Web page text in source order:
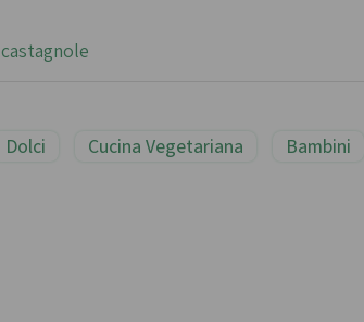
castagnole
Dolci Cucina Vegetariana Bambini